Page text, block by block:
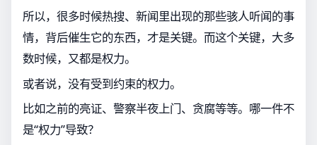
所以，很多时候热搜、新闻里出现的那些骇人听闻的事
情，背后催生它的东西，才是关键。而这个关键，大多
数时候，又都是权力。
或者说，没有受到约束的权力。
比如之前的亮证、警察半夜上门、贪腐等等。哪一件不
是“权力”导致？